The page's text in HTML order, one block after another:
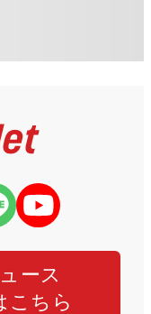
ース
こちら